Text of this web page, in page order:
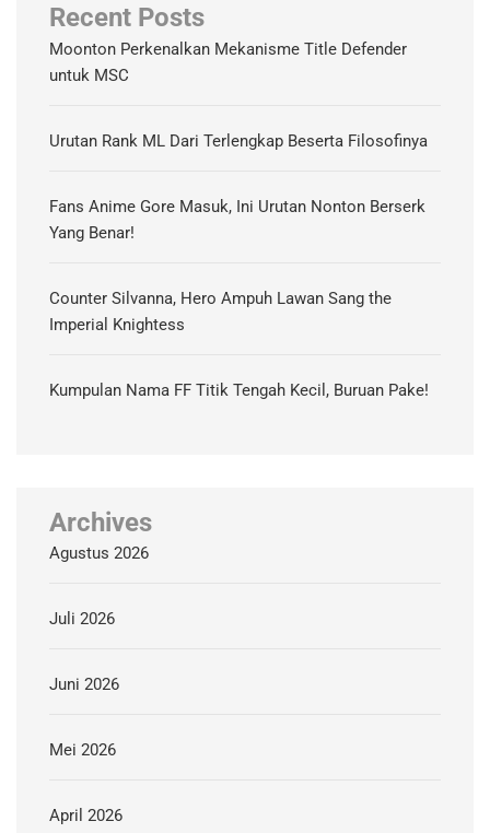
Recent Posts
Moonton Perkenalkan Mekanisme Title Defender
untuk MSC
Urutan Rank ML Dari Terlengkap Beserta Filosofinya
Fans Anime Gore Masuk, Ini Urutan Nonton Berserk
Yang Benar!
Counter Silvanna, Hero Ampuh Lawan Sang the
Imperial Knightess
Kumpulan Nama FF Titik Tengah Kecil, Buruan Pake!
Archives
Agustus 2026
Juli 2026
Juni 2026
Mei 2026
April 2026